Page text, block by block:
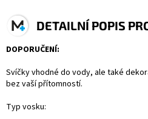
DETAILNÍ POPIS
DOPORUČENÍ:
Svíčky vhodné do vody, ale také
bez vaší přítomností.
Typ vosku: